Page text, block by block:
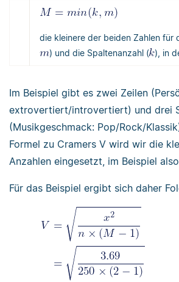
die kleinere der beiden Zahlen für
) und die Spaltenanzahl ( ), in
Im Beispiel gibt es zwei Zeilen
extrovertiert/introvertiert) und drei
(Musikgeschmack: Pop/Rock/
Formel zu Cramers V wird wir die
Anzahlen eingesetzt, im Beispiel
Für das Beispiel ergibt sich daher